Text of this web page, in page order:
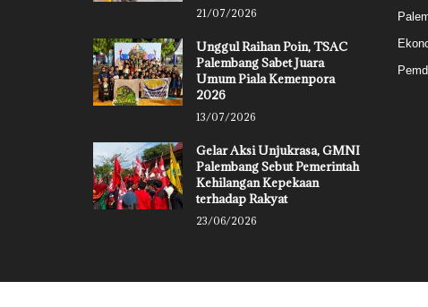
21/07/2026
Unggul Raihan Poin, TSAC
Palembang Sabet Juara
Umum Piala Kemenpora
2026
13/07/2026
Gelar Aksi Unjukrasa, GMNI
Palembang Sebut Pemerintah
Kehilangan Kepekaan
terhadap Rakyat
23/06/2026